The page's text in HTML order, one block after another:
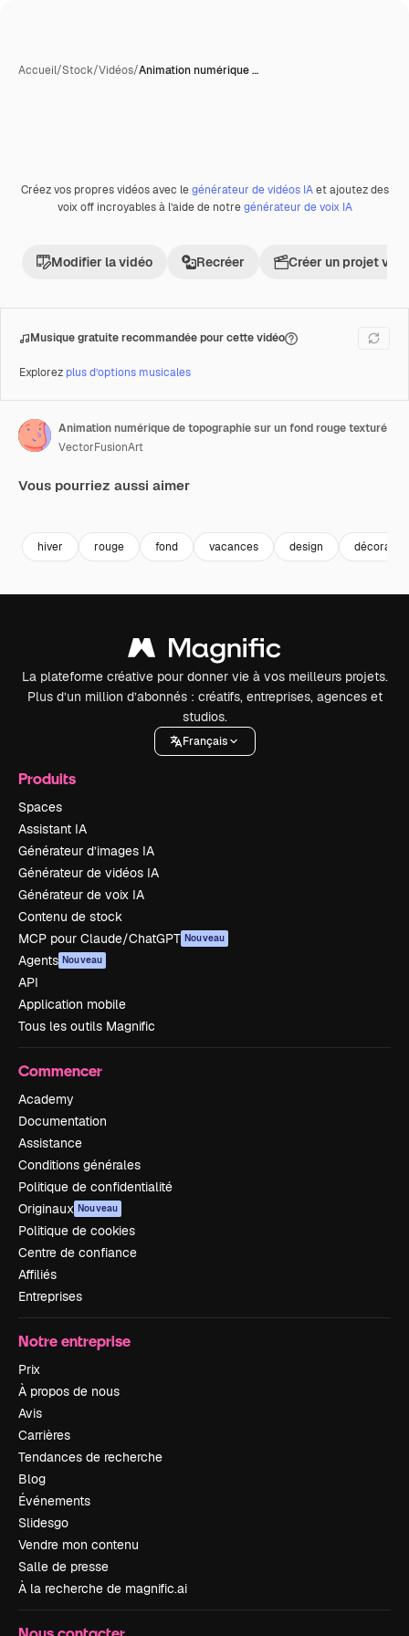
Accueil/Stock/Vidéos/Animation numérique …
PremiumGénérée par l’IA
Créez vos propres vidéos avec legénérateur de vidéos IAet ajoutez des
voix off incroyables à l’aide de notregénérateur de voix IA
Modifier la vidéo Recréer Créer un projet
Musique gratuite recommandée pour cette vidéo
Explorez plus d’options musicales
Animation numérique de topographie sur un fond rouge texturé
VectorFusionArt
Vous pourriez aussi aimer
hiver rouge fond vacances design décoration
La plateforme créative pour donner vie à vos meilleurs projets.
Plus d’un million d’abonnés : créatifs, entreprises, agences et
studios.
Français
Produits
Spaces
Assistant IA
Générateur d’images IA
Générateur de vidéos IA
Générateur de voix IA
Contenu de stock
MCP pour Claude/ChatGPT Nouveau
Agents Nouveau
API
Application mobile
Tous les outils Magnific
Commencer
Academy
Documentation
Assistance
Conditions générales
Politique de confidentialité
Originaux Nouveau
Politique de cookies
Centre de confiance
Affiliés
Entreprises
Notre entreprise
Prix
À propos de nous
Avis
Carrières
Tendances de recherche
Blog
Événements
Slidesgo
Vendre mon contenu
Salle de presse
À la recherche de magnific.ai